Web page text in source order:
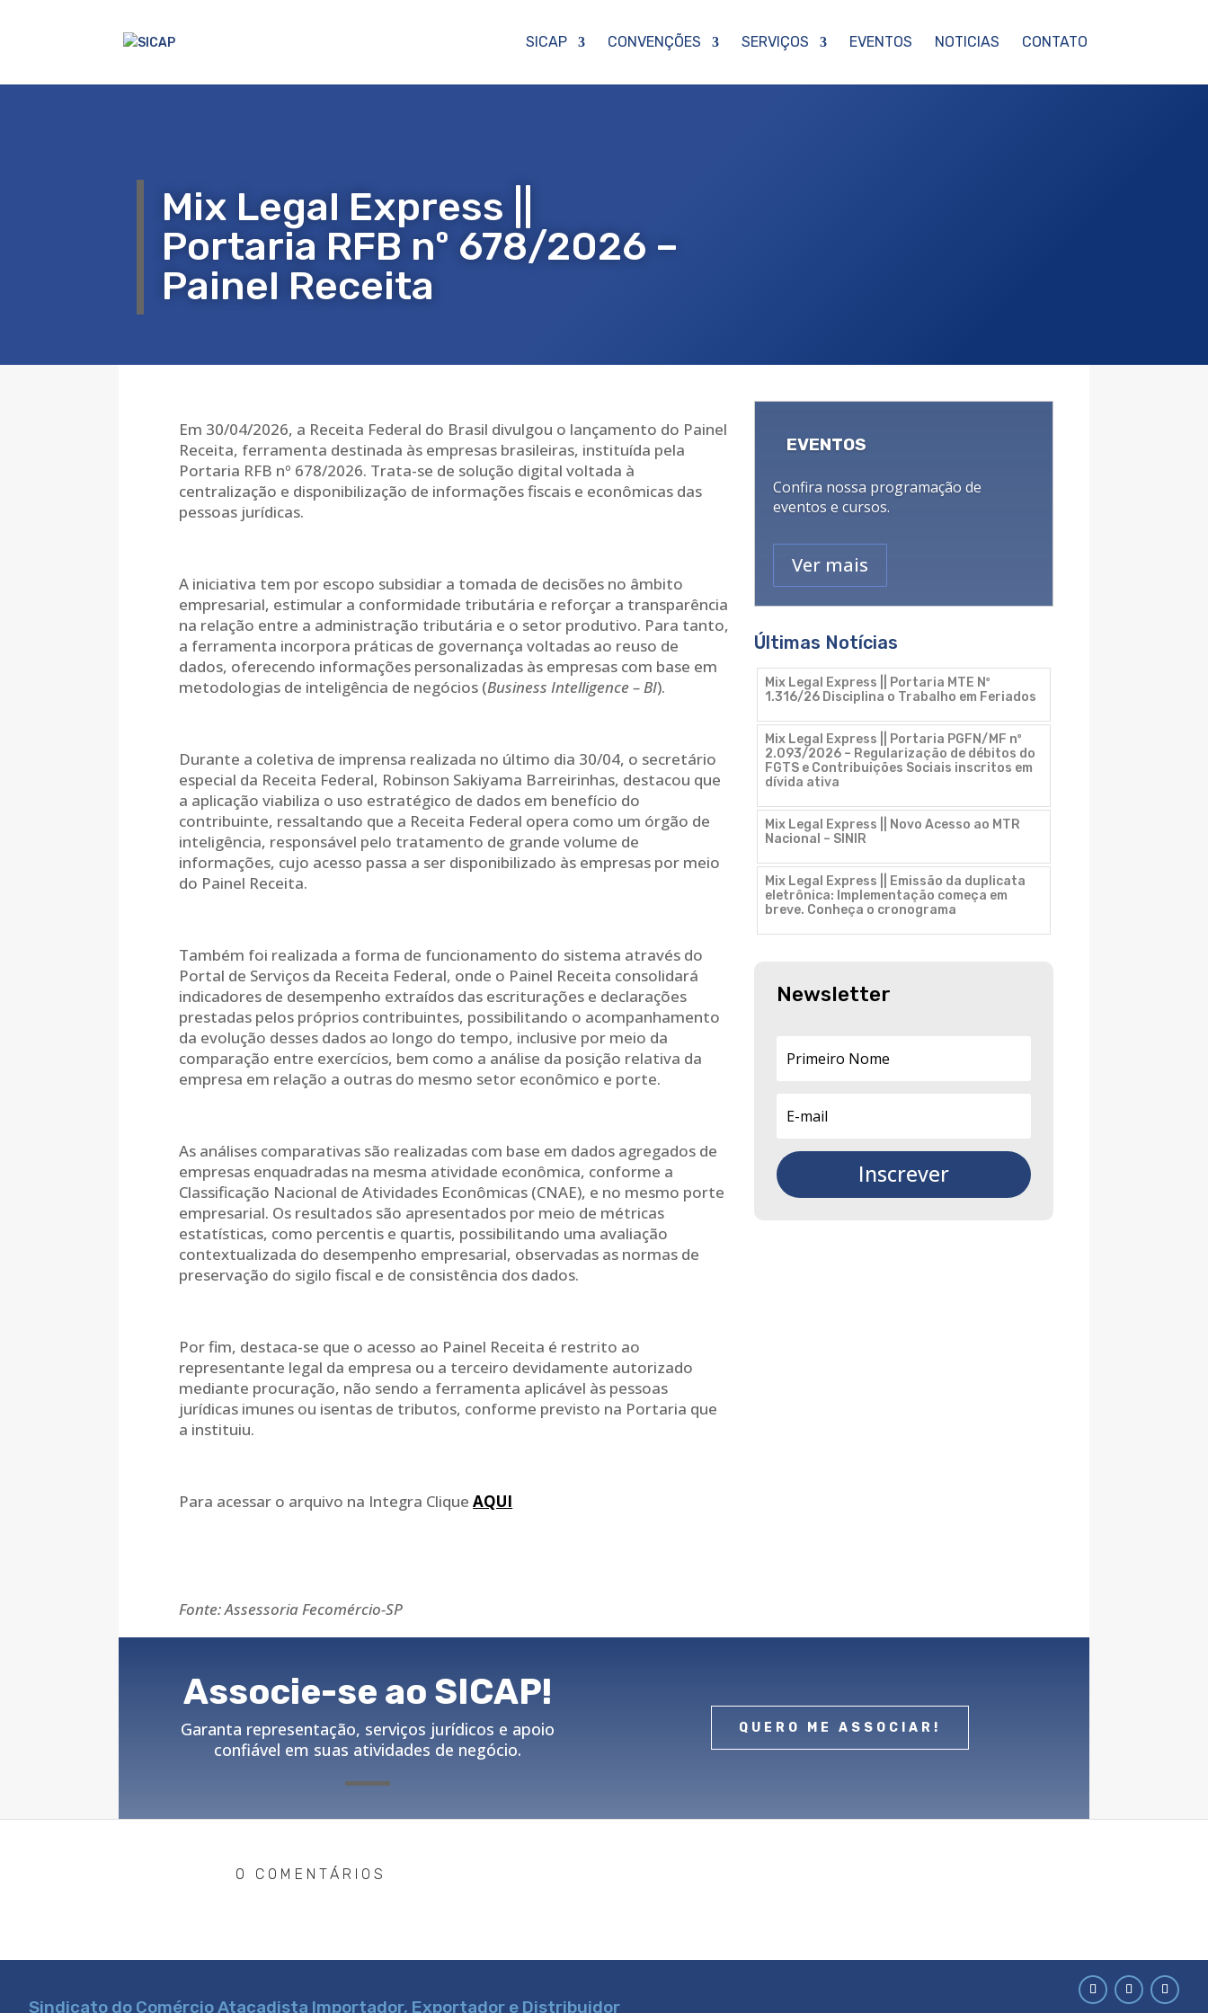
SICAP CONVENÇÕES SERVIÇOS EVENTOS NOTICIAS CONTATO
Mix Legal Express ||
Portaria RFB nº 678/2026 –
Painel Receita
Em 30/04/2026, a Receita Federal do Brasil divulgou o lançamento do Painel
Receita, ferramenta destinada às empresas brasileiras, instituída pela
Portaria RFB nº 678/2026. Trata-se de solução digital voltada à
centralização e disponibilização de informações fiscais e econômicas das
pessoas jurídicas.
A iniciativa tem por escopo subsidiar a tomada de decisões no âmbito
empresarial, estimular a conformidade tributária e reforçar a transparência
na relação entre a administração tributária e o setor produtivo. Para tanto,
a ferramenta incorpora práticas de governança voltadas ao reuso de
dados, oferecendo informações personalizadas às empresas com base em
metodologias de inteligência de negócios (Business Intelligence – BI).
Durante a coletiva de imprensa realizada no último dia 30/04, o secretário
especial da Receita Federal, Robinson Sakiyama Barreirinhas, destacou que
a aplicação viabiliza o uso estratégico de dados em benefício do
contribuinte, ressaltando que a Receita Federal opera como um órgão de
inteligência, responsável pelo tratamento de grande volume de
informações, cujo acesso passa a ser disponibilizado às empresas por meio
do Painel Receita.
Também foi realizada a forma de funcionamento do sistema através do
Portal de Serviços da Receita Federal, onde o Painel Receita consolidará
indicadores de desempenho extraídos das escriturações e declarações
prestadas pelos próprios contribuintes, possibilitando o acompanhamento
da evolução desses dados ao longo do tempo, inclusive por meio da
comparação entre exercícios, bem como a análise da posição relativa da
empresa em relação a outras do mesmo setor econômico e porte.
As análises comparativas são realizadas com base em dados agregados de
empresas enquadradas na mesma atividade econômica, conforme a
Classificação Nacional de Atividades Econômicas (CNAE), e no mesmo porte
empresarial. Os resultados são apresentados por meio de métricas
estatísticas, como percentis e quartis, possibilitando uma avaliação
contextualizada do desempenho empresarial, observadas as normas de
preservação do sigilo fiscal e de consistência dos dados.
Por fim, destaca-se que o acesso ao Painel Receita é restrito ao
representante legal da empresa ou a terceiro devidamente autorizado
mediante procuração, não sendo a ferramenta aplicável às pessoas
jurídicas imunes ou isentas de tributos, conforme previsto na Portaria que
a instituiu.
Para acessar o arquivo na Integra CliqueAQUI
Fonte: Assessoria Fecomércio-SP
EVENTOS
Confira nossa programação de
eventos e cursos.
Ver mais
Últimas Notícias
Mix Legal Express || Portaria MTE Nº
1.316/26 Disciplina o Trabalho em Feriados
Mix Legal Express || Portaria PGFN/MF nº
2.093/2026 – Regularização de débitos do
FGTS e Contribuições Sociais inscritos em
dívida ativa
Mix Legal Express || Novo Acesso ao MTR
Nacional – SINIR
Mix Legal Express || Emissão da duplicata
eletrônica: Implementação começa em
breve. Conheça o cronograma
Newsletter
Inscrever
Associe-se ao SICAP!
Garanta representação, serviços jurídicos e apoio
confiável em suas atividades de negócio.
QUERO ME ASSOCIAR!
0 COMENTÁRIOS
Sindicato do Comércio Atacadista Importador, Exportador e Distribuidor